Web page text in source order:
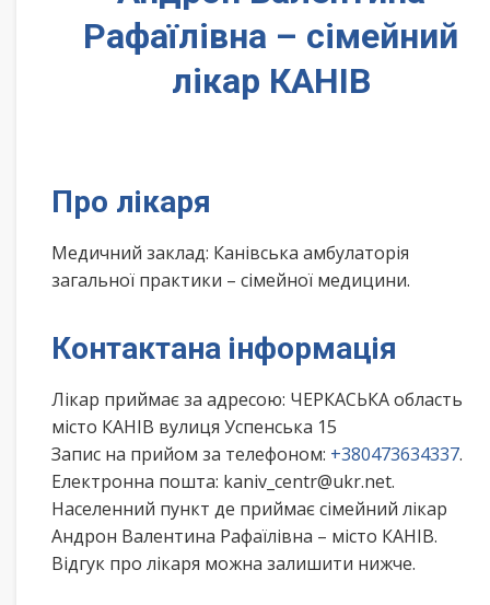
Рафаїлівна – сімейний
лікар КАНІВ
Про лікаря
Медичний заклад: Канівська амбулаторія
загальної практики – сімейної медицини.
Контактана інформація
Лікар приймає за адресою: ЧЕРКАСЬКА область
місто КАНІВ вулиця Успенська 15
Запис на прийом за телефоном: +380473634337.
Електронна пошта: kaniv_centr@ukr.net.
Населенний пункт де приймає сімейний лікар
Андрон Валентина Рафаїлівна – місто КАНІВ.
Відгук про лікаря можна залишити нижче.